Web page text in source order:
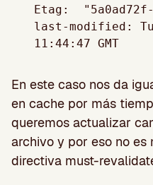
Etag:  "5a0ad72f-
last-modified:
En este caso nos da
en cache por más
queremos actualizar
archivo y por eso no es
directiva must-